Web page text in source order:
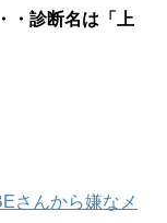
・診断名は「上
さんから嫌なメ